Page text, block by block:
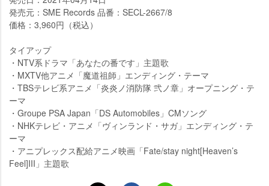
発売元：SME Records 品番：SECL-2667/8
価格：3,960円（税込）
タイアップ
・NTV系ドラマ「あなたの番です」主題歌
・MXTV他アニメ「魔道祖師」エンディング・テーマ
・TBSテレビ系アニメ「炎炎ノ消防隊 弐ノ章」オープニング・テ
ーマ
・Groupe PSA Japan「DS Automobiles」CMソング
・NHKテレビ・アニメ「ヴィンランド・サガ」エンディング・テ
ーマ
・アニプレックス配給アニメ映画「Fate/stay night[Heaven’s
Feel]III」主題歌